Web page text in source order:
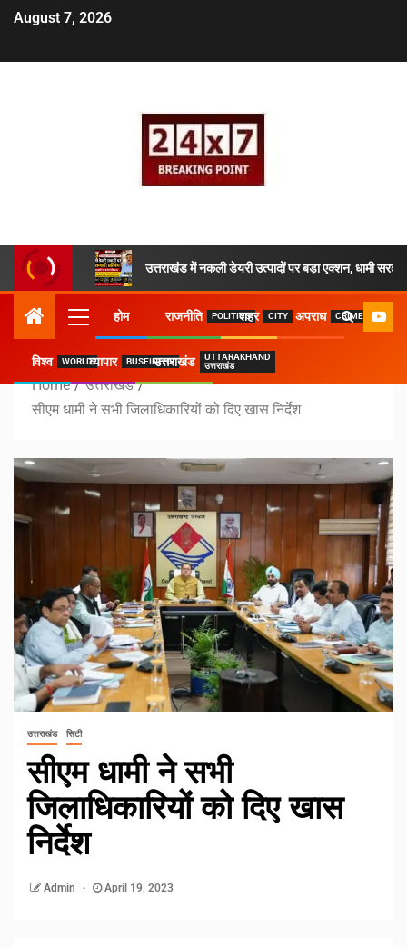
August 7, 2026
उत्तराखंड में नकली डेयरी उत्पादों पर बड़ा एक्शन, धामी
होम राजनीति POLITICSशहर CITY अपराध CRIME
विश्व WORLDव्यापार BUSEINESSउत्तराखंड
UTTARAKHAND
उत्तराखंड
Home
उत्तराखंड
सीएम धामी ने सभी जिलाधिकारियों को दिए खास निर्देश
उत्तराखंड सिटी
सीएम धामी ने सभी
जिलाधिकारियों को दिए खास
निर्देश
Admin April 19, 2023